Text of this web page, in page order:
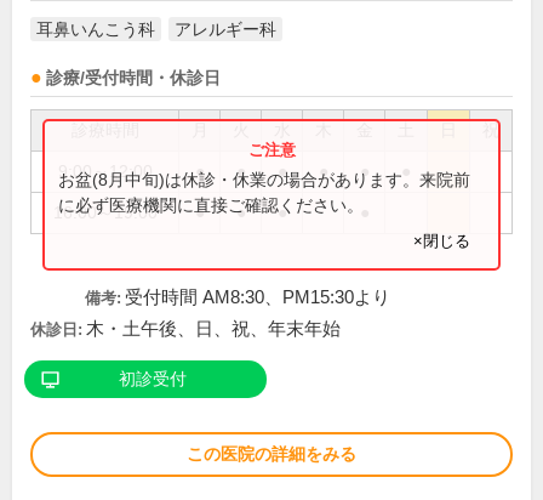
耳鼻いんこう科 アレルギー科
診療/受付時間・休診日
祝
9:00～12:00 ● ● ● ● ●
16:00～19:00 ● ● ●
お盆(8月中旬)は休診・休業の場合があります。来院前
に必ず医療機関に直接ご確認ください。
×閉じる
備考: 受付時間 AM8:30、PM15:30より
休診日: 木・土午後、日、祝、年末年始
初診受付
この医院の詳細をみる